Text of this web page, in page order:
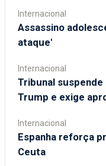
Internacional
Assassino
ataque'
Internacional
Tribunal
Trump e exige
Internacional
Espanha reforça
Ceuta